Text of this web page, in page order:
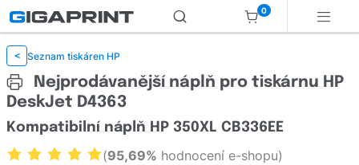
0
< Seznam tiskáren HP
Nejprodávanější náplň pro tiskárnu HP
DeskJet D4363
Kompatibilní náplň HP 350XL CB336EE
(95,69% hodnocení e-shopu)